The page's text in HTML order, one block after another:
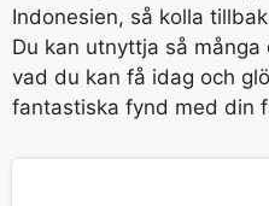
Indonesien, så kolla
Du kan utnyttja så
vad du kan få idag och
fantastiska fynd med din